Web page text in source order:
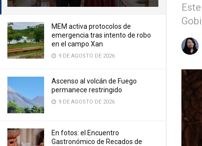
MEM activa protocolos de
emergencia tras intento de robo
en el campo Xan
9 DE AGOSTO DE 2026
Ascenso al volcán de Fuego
permanece restringido
9 DE AGOSTO DE 2026
En fotos: el Encuentro
Gastronómico de Recados de